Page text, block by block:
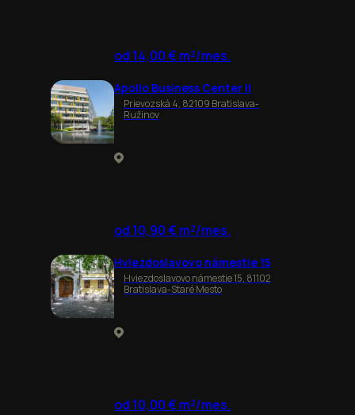
od 14,00 € m²/mes.
Apollo Business Center II
Prievozská 4, 82109 Bratislava-
Ružinov
od 10,90 € m²/mes.
Hviezdoslavovo námestie 15
Hviezdoslavovo námestie 15, 81102
Bratislava-Staré Mesto
od 10,00 € m²/mes.